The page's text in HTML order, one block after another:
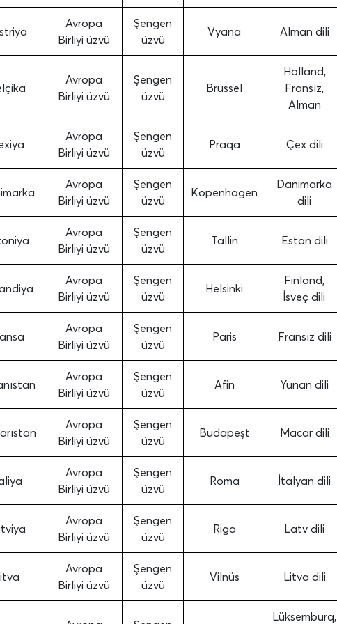
Avropa
Birliyi üzvü
Şengen
üzvü
Vyana Alman dili
Avropa
Birliyi üzvü
Şengen
üzvü
Brüssel
Holland,
Fransız,
Alman
Avropa
Birliyi üzvü
Şengen
üzvü
Praqa Çex dili
Avropa
Birliyi üzvü
Şengen
üzvü
Kopenhagen
Danimarka
dili
Avropa
Birliyi üzvü
Şengen
üzvü
Tallin Eston dili
Avropa
Birliyi üzvü
Şengen
üzvü
Helsinki
Finland,
İsveç dili
Avropa
Birliyi üzvü
Şengen
üzvü
Paris Fransız dili
Avropa
Birliyi üzvü
Şengen
üzvü
Afin Yunan dili
Avropa
Birliyi üzvü
Şengen
üzvü
Budapeşt Macar dili
Avropa
Birliyi üzvü
Şengen
üzvü
Roma İtalyan dili
Avropa
Birliyi üzvü
Şengen
üzvü
Riga Latv dili
Avropa
Birliyi üzvü
Şengen
üzvü
Vilnüs Litva dili
Lüksemburq,